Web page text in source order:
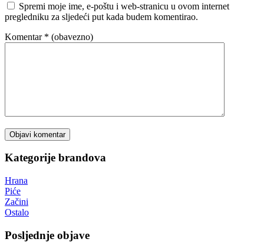
Spremi moje ime, e-poštu i web-stranicu u ovom internet
pregledniku za sljedeći put kada budem komentirao.
Komentar * (obavezno)
Kategorije brandova
Hrana
Piće
Začini
Ostalo
Posljednje objave